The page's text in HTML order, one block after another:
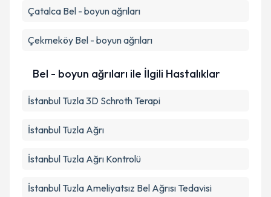
Çatalca Bel - boyun ağrıları
Çekmeköy Bel - boyun ağrıları
Bel - boyun ağrıları ile İlgili Hastalıklar
İstanbul Tuzla 3D Schroth Terapi
İstanbul Tuzla Ağrı
İstanbul Tuzla Ağrı Kontrolü
İstanbul Tuzla Ameliyatsız Bel Ağrısı Tedavisi